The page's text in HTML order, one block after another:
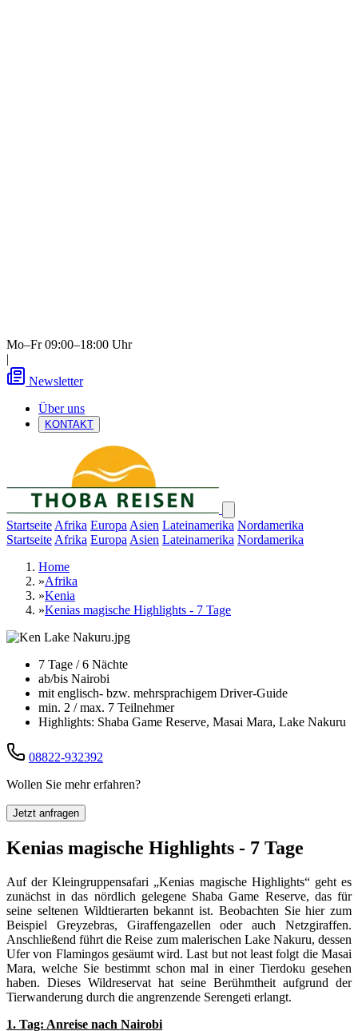
Mo–Fr 09:00–18:00 Uhr
|
Newsletter
Über uns
KONTAKT
Startseite Afrika Europa Asien Lateinamerika Nordamerika
Startseite Afrika Europa Asien Lateinamerika Nordamerika
Home
»Afrika
»Kenia
»Kenias magische Highlights - 7 Tage
7 Tage / 6 Nächte
ab/bis Nairobi
mit englisch- bzw. mehrsprachigem Driver-Guide
min. 2 / max. 7 Teilnehmer
Highlights: Shaba Game Reserve, Masai Mara, Lake Nakuru
08822-932392
Wollen Sie mehr erfahren?
Jetzt anfragen
Kenias magische Highlights - 7 Tage
Auf der Kleingruppensafari „Kenias magische Highlights“ geht es
zunächst in das nördlich gelegene Shaba Game Reserve, das für
seine seltenen Wildtierarten bekannt ist. Beobachten Sie hier zum
Beispiel Greyzebras, Giraffengazellen oder auch Netzgiraffen.
Anschließend führt die Reise zum malerischen Lake Nakuru, dessen
Ufer von Flamingos gesäumt wird. Last but not least folgt die Masai
Mara, welche Sie bestimmt schon mal in einer Tierdoku gesehen
haben. Dieses Wildreservat hat seine Berühmtheit aufgrund der
Tierwanderung durch die angrenzende Serengeti erlangt.
1. Tag: Anreise nach Nairobi